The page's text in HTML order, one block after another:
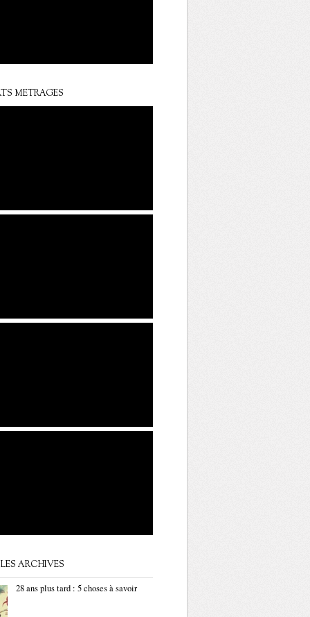
METRAGES
ARCHIVES
28 ans plus tard : 5 choses à savoir